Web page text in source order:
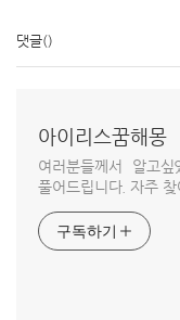
댓글()
아이리스꿈해몽
여러분들께서 알고
풀어드립니다. 자주 찾
구독하기